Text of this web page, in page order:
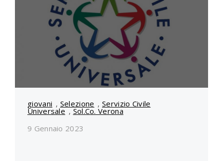
giovani , Selezione ,Servizio Civile
Universale , Sol.Co. Verona
9 Gennaio 2023